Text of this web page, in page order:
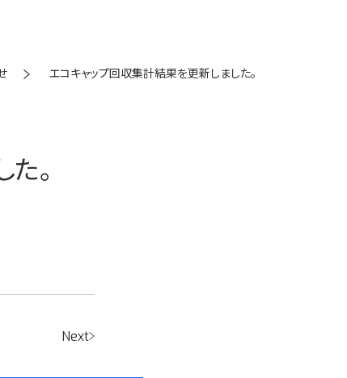
エコキャップ回収集計結果を更新しました。
。
Next